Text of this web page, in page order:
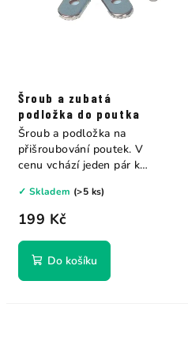
Šroub a zubatá
podložka do poutka
199 Kč
✓ Skladem (>5 ks)
Do košíku
Šroub a podložka na
přišroubování poutek. V
cenu vchází jeden pár k